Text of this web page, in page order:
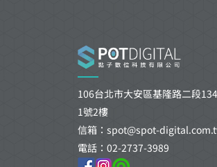
106台北市大安區基隆路二段
1號2樓
信箱：spot@spot-
電話：02-2737-3989